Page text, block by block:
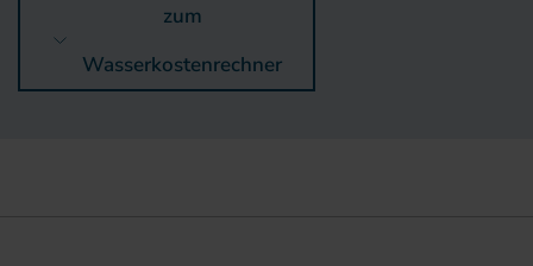
zum
Wasserkostenrechner